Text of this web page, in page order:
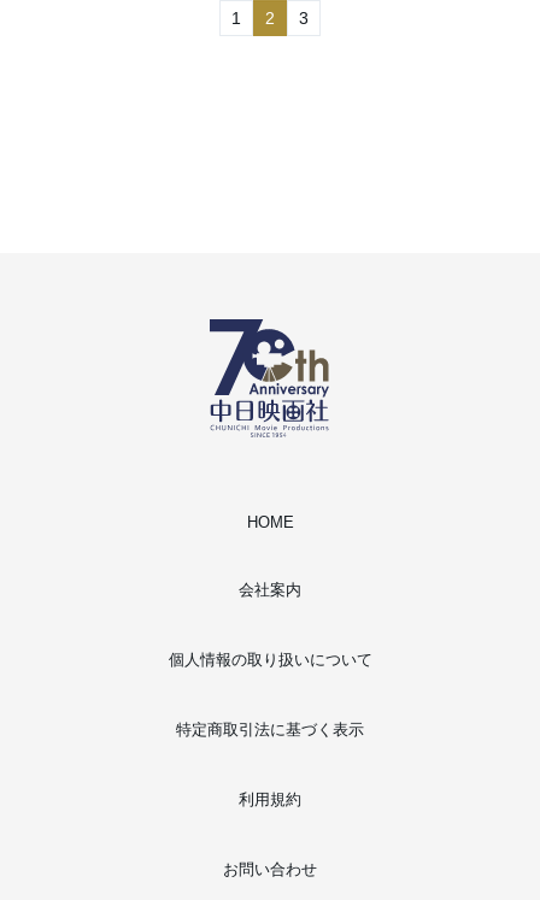
1 2 3
HOME
会社案内
個人情報の取り扱いについて
特定商取引法に基づく表示
利用規約
お問い合わせ